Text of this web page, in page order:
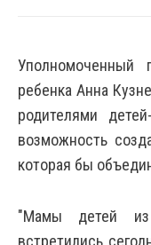
ребенка Анна
родителями
возможность
которая бы
"Мамы детей из
встретились